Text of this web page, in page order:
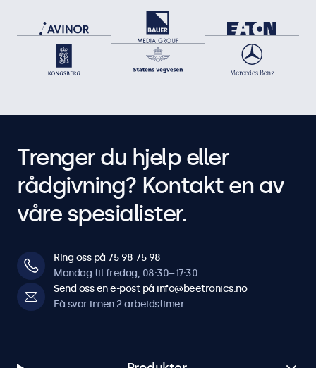
Trenger du hjelp eller
rådgivning? Kontakt en av
våre spesialister.
Ring oss på 75 98 75 98
Mandag til fredag, 08:30–17:30
Send oss en e-post på info@beetronics.no
Få svar innen 2 arbeidstimer